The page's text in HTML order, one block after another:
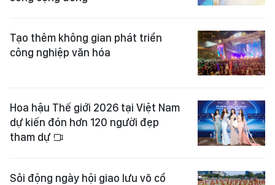
Tạo thêm không gian phát triển
công nghiệp văn hóa
Hoa hậu Thế giới 2026 tại Việt Nam
dự kiến đón hơn 120 người đẹp
tham dự
Sôi động ngày hội giao lưu võ cổ